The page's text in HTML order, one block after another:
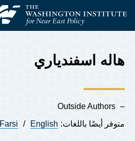
معهد واشنطن لسياسات الشرق الأدنى
هاله اسفندياري
Outside Authors
متوفر أيضًا باللغات: English
Farsi